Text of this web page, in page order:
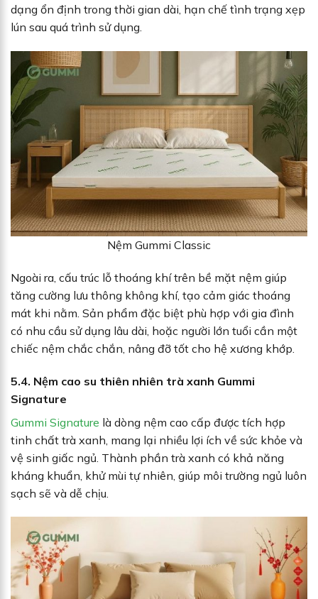
dạng ổn định trong thời gian dài, hạn chế tình trạng xẹp
lún sau quá trình sử dụng.
Nệm Gummi Classic
Ngoài ra, cấu trúc lỗ thoáng khí trên bề mặt nệm giúp
tăng cường lưu thông không khí, tạo cảm giác thoáng
mát khi nằm. Sản phẩm đặc biệt phù hợp với gia đình
có nhu cầu sử dụng lâu dài, hoặc người lớn tuổi cần một
chiếc nệm chắc chắn, nâng đỡ tốt cho hệ xương khớp.
5.4. Nệm cao su thiên nhiên trà xanh Gummi
Signature
Gummi Signature là dòng nệm cao cấp được tích hợp
tinh chất trà xanh, mang lại nhiều lợi ích về sức khỏe và
vệ sinh giấc ngủ. Thành phần trà xanh có khả năng
kháng khuẩn, khử mùi tự nhiên, giúp môi trường ngủ luôn
sạch sẽ và dễ chịu.